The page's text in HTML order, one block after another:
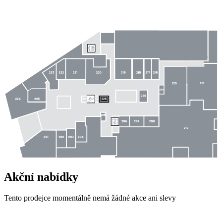
Akční nabídky
Tento prodejce momentálně nemá žádné akce ani slevy